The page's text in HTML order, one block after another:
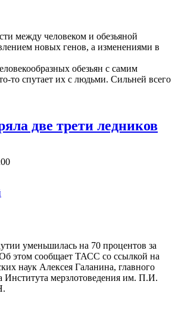
между человеком и обезьяной
новых генов, а изменениями в
обезьян с самим
то спутает их с людьми. Сильней всего
две трети ледников
уменьшилась на 70 процентов за
этом сообщает ТАСС со ссылкой на
наук Алексея Галанина, главного
Института мерзлотоведения им. П.И.